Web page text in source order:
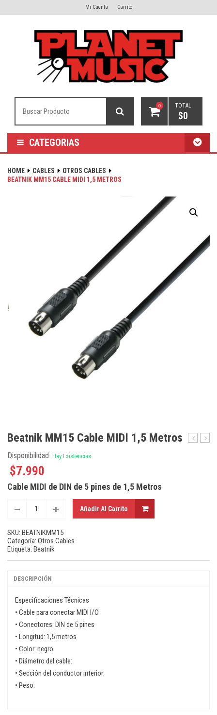
Mi Cuenta Carrito
0 TOTAL
$0
CATEGORIAS
HOME CABLES
OTROS CABLES
BEATNIK MM15 CABLE MIDI 1,5 METROS
Beatnik MM15 Cable MIDI 1,5 Metros
Disponibilidad: Hay Existencias
$7.990
Cable MIDI de DIN de 5 pines de 1,5 Metros
Añadir Al Carrito
SKU: BEATNIKMM15
Categoría: Otros Cables
Etiqueta: Beatnik
DESCRIPCIÓN
Especificaciones Técnicas
• Cable para conectar MIDI I/O
• Conectores: DIN de 5 pines
• Longitud: 1,5 metros
• Color: negro
• Diámetro del cable:
• Sección del conductor interior:
• Peso: